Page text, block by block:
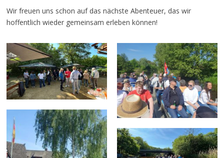
Wir freuen uns schon auf das nächste Abenteuer, das wir
hoffentlich wieder gemeinsam erleben können!